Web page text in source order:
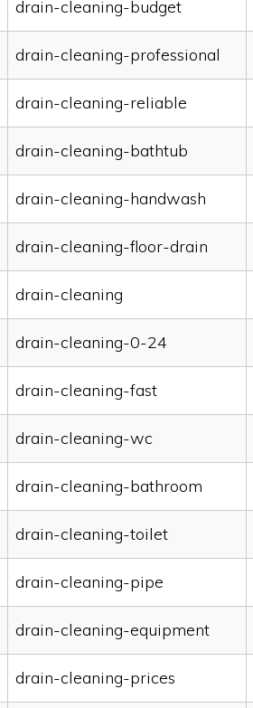
drain-cleaning-budget
drain-cleaning-professional
drain-cleaning-reliable
drain-cleaning-bathtub
drain-cleaning-handwash
drain-cleaning-floor-drain
drain-cleaning
drain-cleaning-0-24
drain-cleaning-fast
drain-cleaning-wc
drain-cleaning-bathroom
drain-cleaning-toilet
drain-cleaning-pipe
drain-cleaning-equipment
drain-cleaning-prices